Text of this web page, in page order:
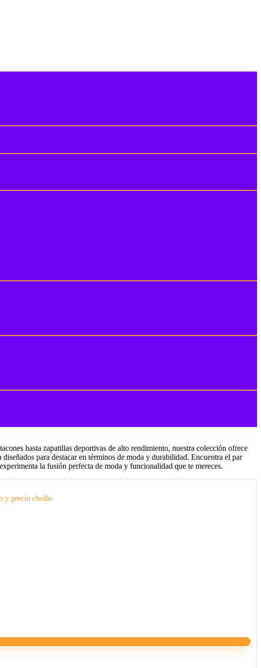
hasta zapatillas deportivas de alto rendimiento, nuestra colección ofrece
para destacar en términos de moda y durabilidad. Encuentra el par
la fusión perfecta de moda y funcionalidad que te mereces.